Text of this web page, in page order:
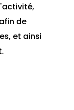
de
et ainsi